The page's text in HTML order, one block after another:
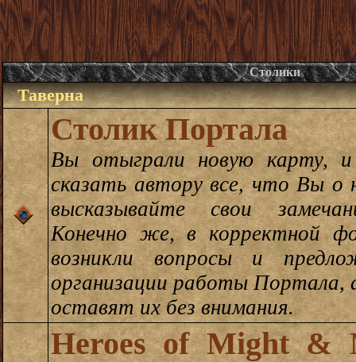
Столики
Таверна
Столик Портала
Вы отыграли новую карту,
сказать автору все, что Вы о
высказывайте свои
Конечно же, в корректной
возникли вопросы и
организации работы Портала,
оставят их без внимания.
Heroes of Might &